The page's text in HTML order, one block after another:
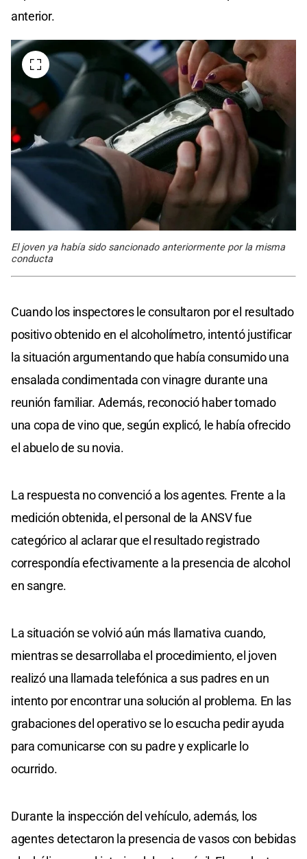
anterior.
El joven ya había sido sancionado anteriormente por la misma
conducta
Cuando los inspectores le consultaron por el resultado
positivo obtenido en el alcoholímetro, intentó justificar
la situación argumentando que había consumido una
ensalada condimentada con vinagre durante una
reunión familiar. Además, reconoció haber tomado
una copa de vino que, según explicó, le había ofrecido
el abuelo de su novia.
La respuesta no convenció a los agentes. Frente a la
medición obtenida, el personal de la ANSV fue
categórico al aclarar que el resultado registrado
correspondía efectivamente a la presencia de alcohol
en sangre.
La situación se volvió aún más llamativa cuando,
mientras se desarrollaba el procedimiento, el joven
realizó una llamada telefónica a sus padres en un
intento por encontrar una solución al problema. En las
grabaciones del operativo se lo escucha pedir ayuda
para comunicarse con su padre y explicarle lo
ocurrido.
Durante la inspección del vehículo, además, los
agentes detectaron la presencia de vasos con bebidas